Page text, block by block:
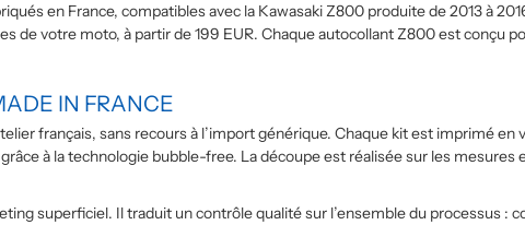
en France, compatibles avec la Kawasaki Z800 produite de 2013 à
de votre moto, à partir de 199 EUR. Chaque autocollant Z800 est conçu
IN FRANCE
français, sans recours à l’import générique. Chaque kit est imprimé
à la technologie bubble-free. La découpe est réalisée sur les mesures
superficiel. Il traduit un contrôle qualité sur l’ensemble du processus